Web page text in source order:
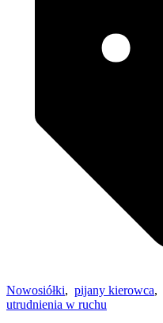
Nowosiółki, pijany kierowca,
utrudnienia w ruchu